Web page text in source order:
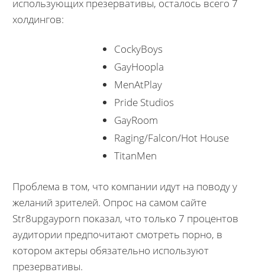
использующих презервативы, осталось всего 7
холдингов:
CockyBoys
GayHoopla
MenAtPlay
Pride Studios
GayRoom
Raging/Falcon/Hot House
TitanMen
Проблема в том, что компании идут на поводу у
желаний зрителей. Опрос на самом сайте
Str8upgayporn показал, что только 7 процентов
аудитории предпочитают смотреть порно, в
котором актеры обязательно используют
презервативы.